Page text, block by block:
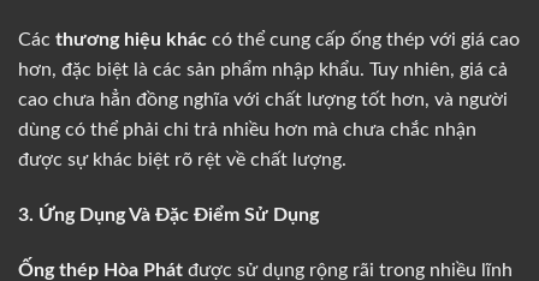
Các thương hiệu khác có thể cung cấp ống thép với giá cao
hơn, đặc biệt là các sản phẩm nhập khẩu. Tuy nhiên, giá cả
cao chưa hẳn đồng nghĩa với chất lượng tốt hơn, và người
dùng có thể phải chi trả nhiều hơn mà chưa chắc nhận
được sự khác biệt rõ rệt về chất lượng.
3. Ứng Dụng Và Đặc Điểm Sử Dụng
Ống thép Hòa Phát được sử dụng rộng rãi trong nhiều lĩnh